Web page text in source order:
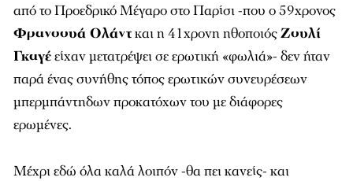
από το Προεδρικό Μέγαρο στο Παρίσι -που ο 59χρονος
Φρανσουά Ολάντκαι η 41χρονη ηθοποιόςΖουλί
Γκαγέείχαν μετατρέψει σε ερωτική «φωλιά»- δεν ήταν
παρά ένας συνήθης τόπος ερωτικών συνευρέσεων
μπερμπάντηδων προκατόχων του με διάφορες
ερωμένες.
Μέχρι εδώ όλα καλά λοιπόν -θα πει κανείς- και